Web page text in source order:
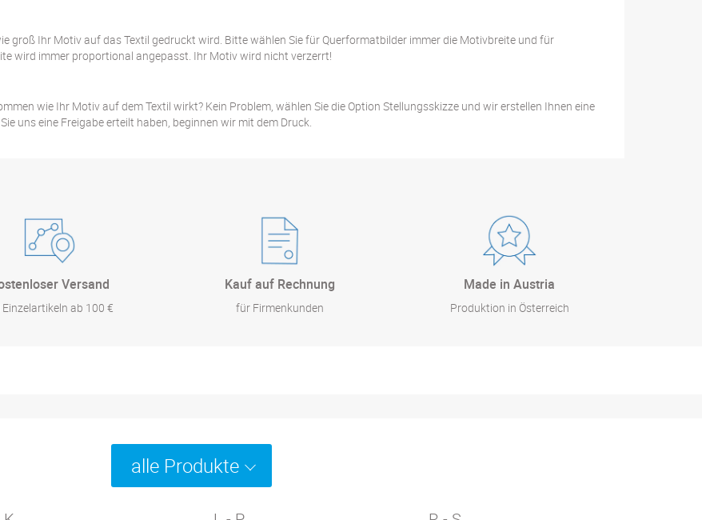
groß Ihr Motiv auf das Textil gedruckt wird. Bitte wählen Sie für Querformatbilder immer die Motivbreite und für
wird immer proportional angepasst. Ihr Motiv wird nicht verzerrt!
wie Ihr Motiv auf dem Textil wirkt? Kein Problem, wählen Sie die Option Stellungsskizze und wir erstellen Ihnen eine
uns eine Freigabe erteilt haben, beginnen wir mit dem Druck.
Versand
Einzelartikeln ab 100 €
Kauf auf Rechnung
für Firmenkunden
Made in Austria
Produktion in Österreich
alle Produkte